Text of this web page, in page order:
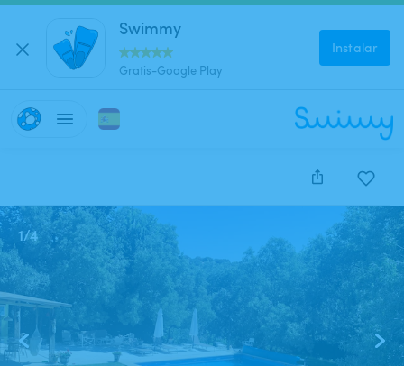
Swimmy
Gratis-Google Play
Instalar
1/4